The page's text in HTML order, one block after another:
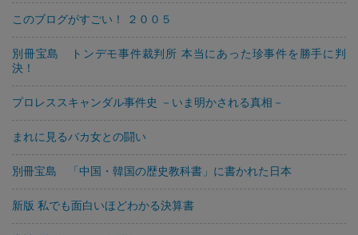
このブログがすごい！ ２００５
別冊宝島 トンデモ事件裁判所 本当にあった珍事件を勝手に判
決！
プロレススキャンダル事件史 －いま明かされる真相－
まれに見るバカ女との闘い
別冊宝島 「中国・韓国の歴史教科書」に書かれた日本
新版 私でも面白いほどわかる決算書